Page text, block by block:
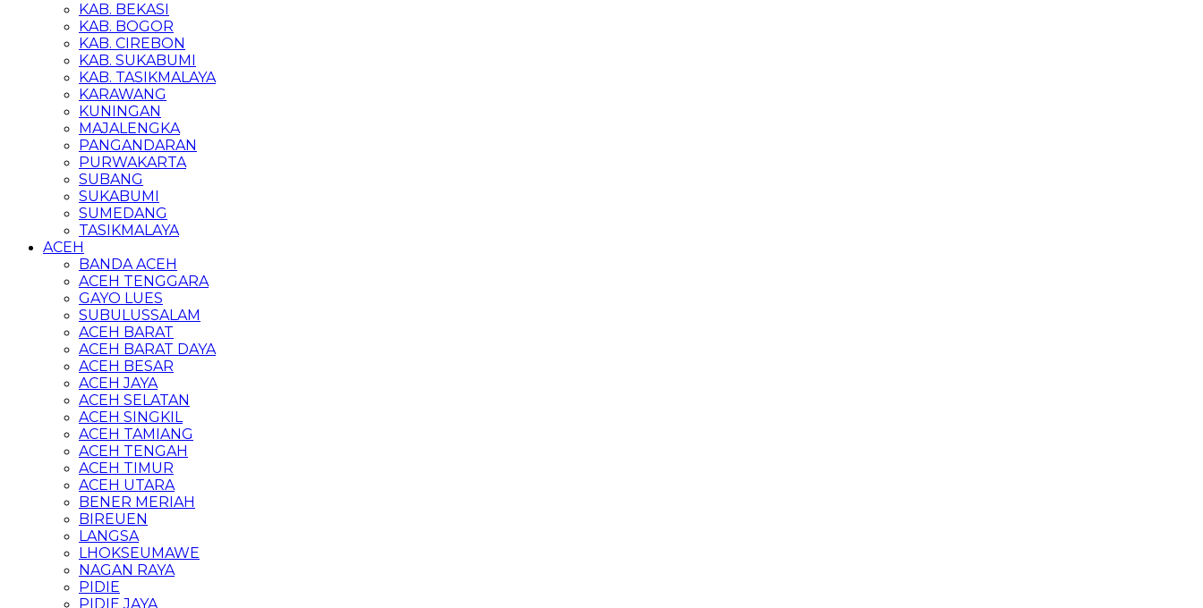
KAB. BEKASI
KAB. BOGOR
KAB. CIREBON
KAB. SUKABUMI
KAB. TASIKMALAYA
KARAWANG
KUNINGAN
MAJALENGKA
PANGANDARAN
PURWAKARTA
SUBANG
SUKABUMI
SUMEDANG
TASIKMALAYA
ACEH
BANDA ACEH
ACEH TENGGARA
GAYO LUES
SUBULUSSALAM
ACEH BARAT
ACEH BARAT DAYA
ACEH BESAR
ACEH JAYA
ACEH SELATAN
ACEH SINGKIL
ACEH TAMIANG
ACEH TENGAH
ACEH TIMUR
ACEH UTARA
BENER MERIAH
BIREUEN
LANGSA
LHOKSEUMAWE
NAGAN RAYA
PIDIE
PIDIE JAYA